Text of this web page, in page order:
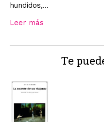
hundidos,...
Leer más
Te